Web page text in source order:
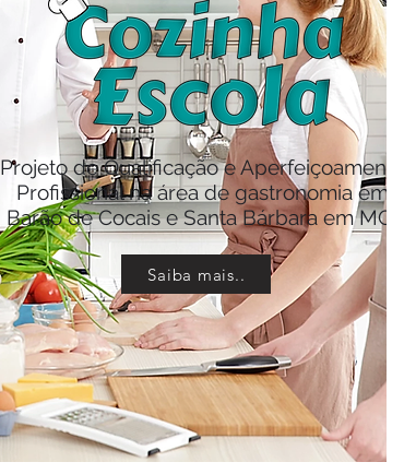
Projeto de Qualificação e Aperfeiçoamento
Profissional na área de gastronomia em
Barão de Cocais e Santa Bárbara em MG.
Saiba mais..